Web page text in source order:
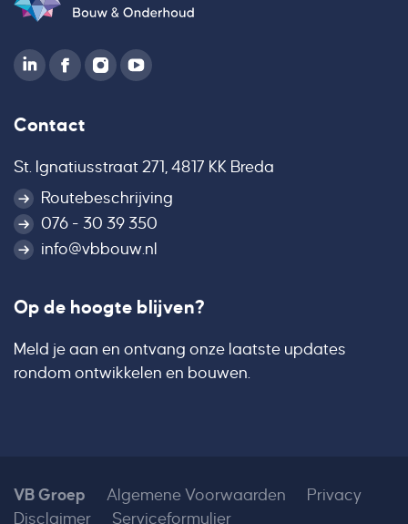
Contact
St. Ignatiusstraat 271, 4817 KK Breda
Routebeschrijving
076 - 30 39 350
info@vbbouw.nl
Op de hoogte blijven?
Meld je aan en ontvang onze laatste updates
rondom ontwikkelen en bouwen.
VB Groep Algemene Voorwaarden
Privacy
Disclaimer
Serviceformulier